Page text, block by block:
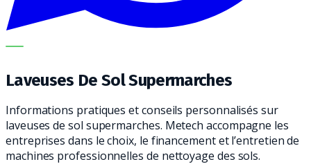
METECH
Laveuses De Sol Supermarches
Informations pratiques et conseils personnalisés sur
laveuses de sol supermarches. Metech accompagne les
entreprises dans le choix, le financement et l’entretien de
machines professionnelles de nettoyage des sols.